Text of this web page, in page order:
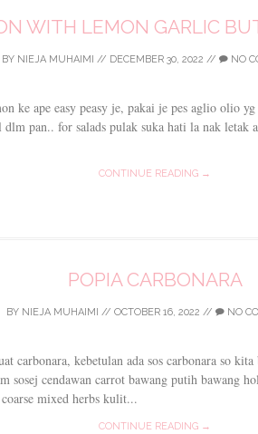
WITH LEMON GARLIC
BY NIEJA MUHAIMI // DECEMBER 30, 2022 // NO
ke ape easy peasy je, pakai je pes aglio olio
pan.. for salads pulak suka hati la nak letak
CONTINUE READING →
POPIA CARBONARA
BY NIEJA MUHAIMI // OCTOBER 16, 2022 // NO
carbonara, kebetulan ada sos carbonara so
sosej cendawan carrot bawang putih bawang
mixed herbs kulit...
CONTINUE READING →